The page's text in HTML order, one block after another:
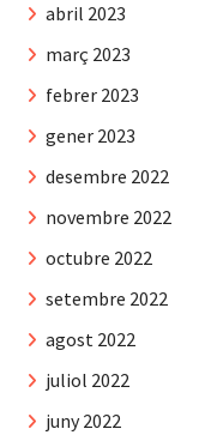
abril 2023
març 2023
febrer 2023
gener 2023
desembre 2022
novembre 2022
octubre 2022
setembre 2022
agost 2022
juliol 2022
juny 2022